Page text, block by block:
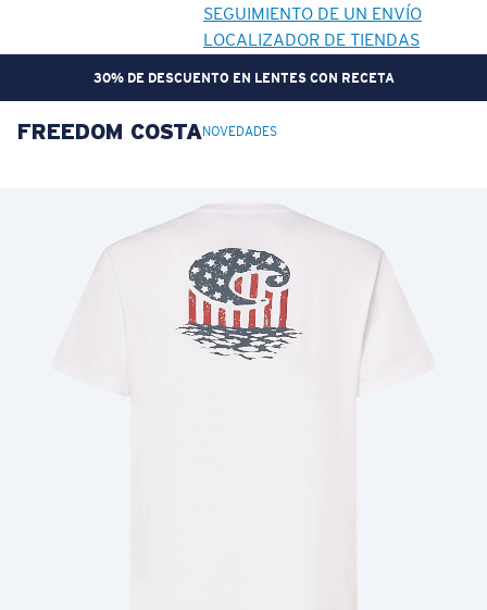
SEGUIMIENTO DE UN ENVÍO
LOCALIZADOR DE TIENDAS
30% DE DESCUENTO EN LENTES CON RECETA
OBJETIVO ACTUALIZADO¡AGREGADO AL CARRITO!
Precio:
Cantidad:
Precio: Sin cargo
Cantidad:
FREEDOM COSTANOVEDADES